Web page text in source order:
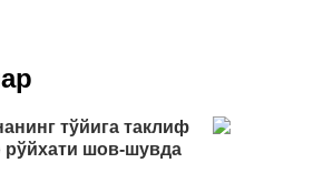
тўйига таклиф
рўйхати шов-шувда